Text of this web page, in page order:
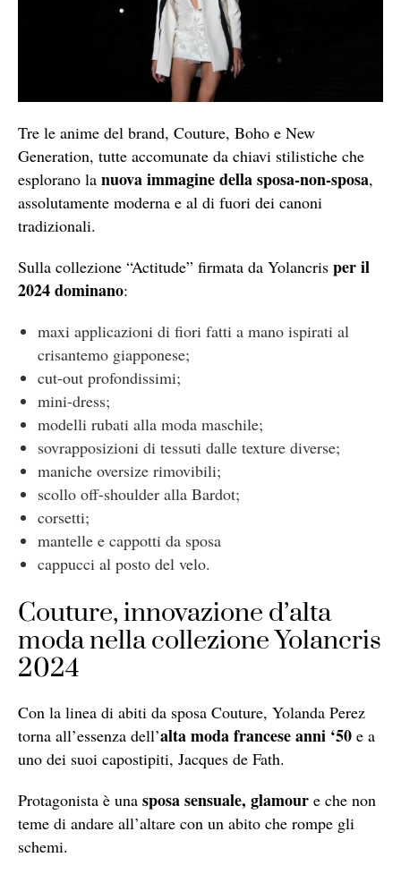
Tre le anime del brand, Couture, Boho e New
Generation, tutte accomunate da chiavi stilistiche che
esplorano la nuova immagine della sposa-non-sposa,
assolutamente moderna e al di fuori dei canoni
tradizionali.
Sulla collezione “Actitude” firmata da Yolancris per il
2024 dominano:
maxi applicazioni di fiori fatti a mano ispirati al
crisantemo giapponese;
cut-out profondissimi;
mini-dress;
modelli rubati alla moda maschile;
sovrapposizioni di tessuti dalle texture diverse;
maniche oversize rimovibili;
scollo off-shoulder alla Bardot;
corsetti;
mantelle e cappotti da sposa
cappucci al posto del velo.
Couture, innovazione d’alta
moda nella collezione Yolancris
2024
Con la linea di abiti da sposa Couture, Yolanda Perez
torna all’essenza dell’alta moda franceseanni ‘50 e a
uno dei suoi capostipiti, Jacques de Fath.
Protagonista è una sposa sensuale, glamour e che non
teme di andare all’altare con un abito che rompe gli
schemi.